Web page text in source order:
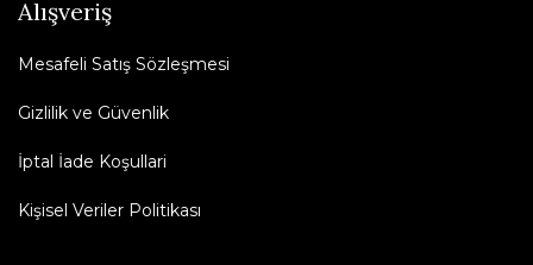
Alışveriş
Mesafeli Satış Sözleşmesi
Gizlilik ve Güvenlik
İptal İade Koşullari
Kişisel Veriler Politikası